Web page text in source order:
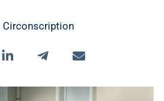
Circonscription